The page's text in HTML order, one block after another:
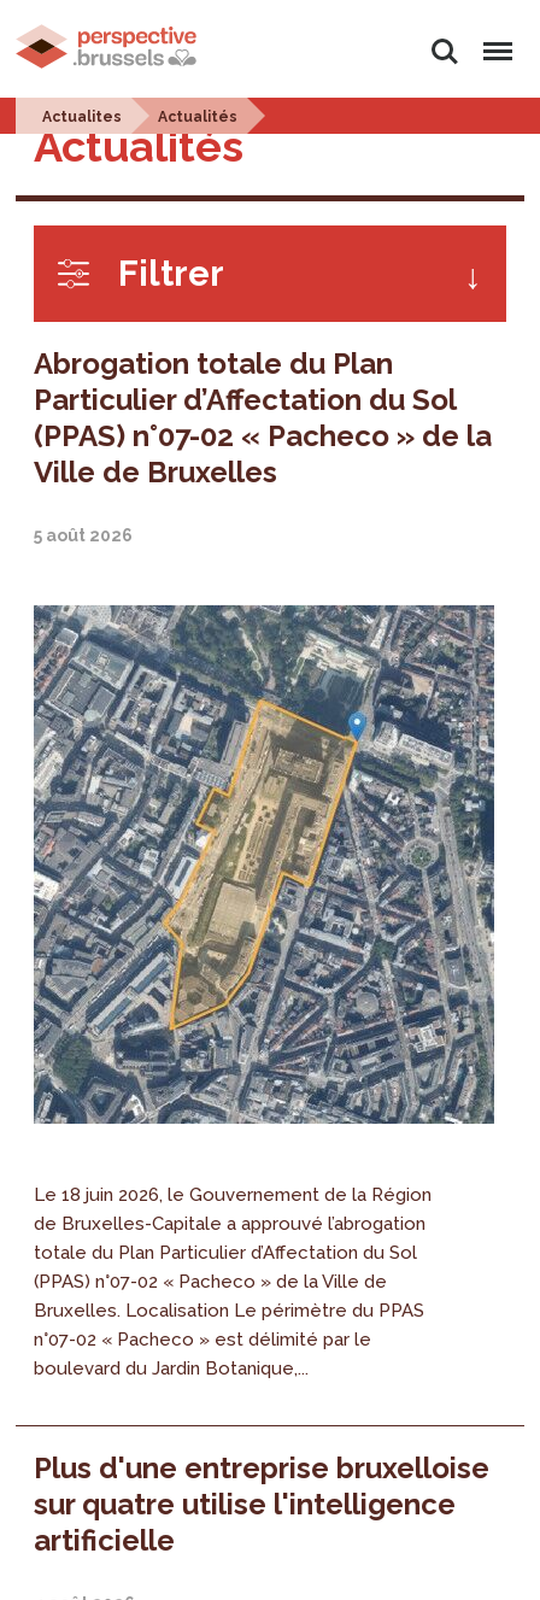
Rechercher
Menu
Actualites Actualités
Actualités
Filtrer
Abrogation totale du Plan
Particulier d’Affectation du Sol
(PPAS) n°07-02 « Pacheco » de la
Ville de Bruxelles
5 août 2026
Le 18 juin 2026, le Gouvernement de la Région
de Bruxelles-Capitale a approuvé l’abrogation
totale du Plan Particulier d’Affectation du Sol
(PPAS) n°07-02 « Pacheco » de la Ville de
Bruxelles. Localisation Le périmètre du PPAS
n°07-02 « Pacheco » est délimité par le
boulevard du Jardin Botanique,...
Plus d'une entreprise bruxelloise
sur quatre utilise l'intelligence
artificielle